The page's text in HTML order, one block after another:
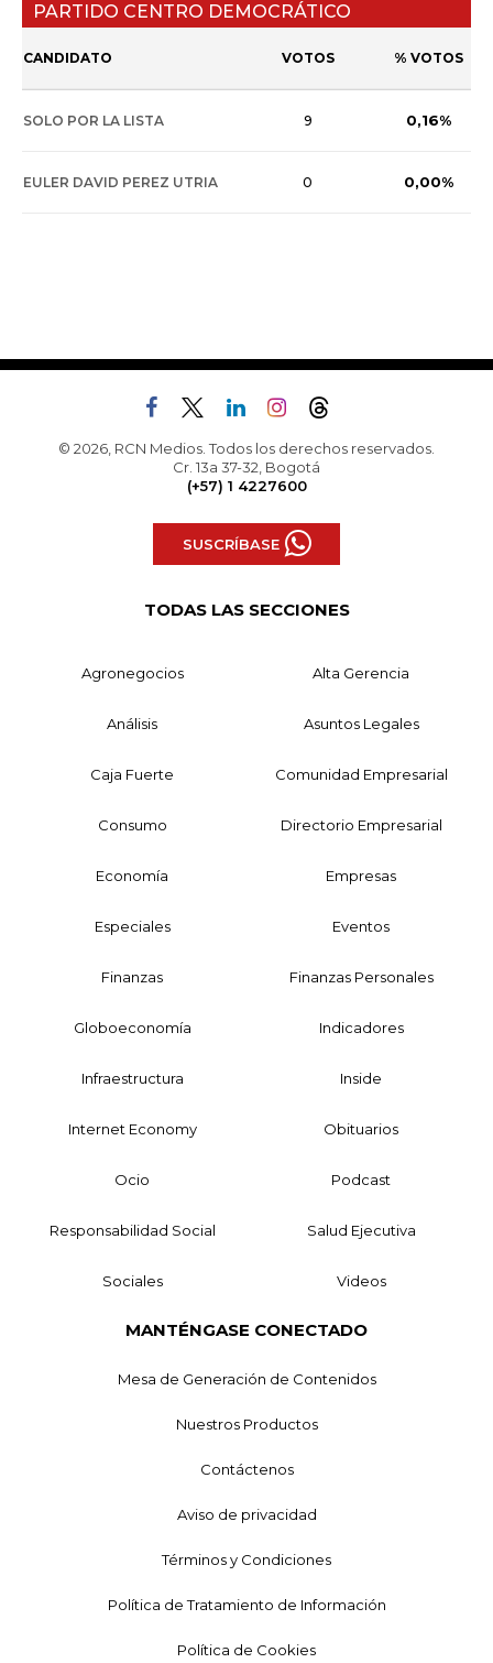
PARTIDO CENTRO DEMOCRÁTICO
CANDIDATO VOTOS % VOTOS
SOLO POR LA LISTA 9 0,16%
EULER DAVID PEREZ UTRIA 0 0,00%
© 2026, RCN Medios. Todos los derechos reservados.
Cr. 13a 37-32, Bogotá
(+57) 1 4227600
SUSCRÍBASE
TODAS LAS SECCIONES
Agronegocios Alta Gerencia
Análisis Asuntos Legales
Caja Fuerte Comunidad Empresarial
Consumo Directorio Empresarial
Economía Empresas
Especiales Eventos
Finanzas Finanzas Personales
Globoeconomía Indicadores
Infraestructura Inside
Internet Economy Obituarios
Ocio Podcast
Responsabilidad Social Salud Ejecutiva
Sociales Videos
MANTÉNGASE CONECTADO
Mesa de Generación de Contenidos
Nuestros Productos
Contáctenos
Aviso de privacidad
Términos y Condiciones
Política de Tratamiento de Información
Política de Cookies